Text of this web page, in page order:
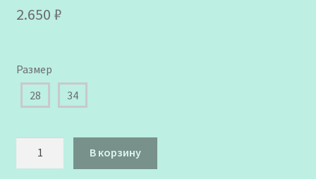
2.650 ₽
Размер
28
34
В корзину